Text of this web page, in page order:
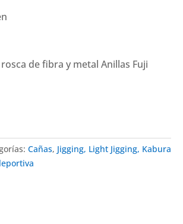
de fibra y metal Anillas Fuji
Cañas, Jigging, Light Jigging, Kabura